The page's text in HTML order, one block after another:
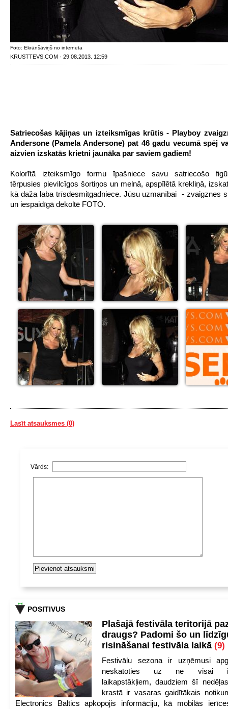
Foto: Ekrānšāviņš no interneta
KRUSTTEVS.COM · 29.08.2013. 12:59
Satriecošas kājiņas un izteiksmīgas krūtis - Playboy
Andersone (Pamela Andersone) pat 46 gadu vecumā spēj
aizvien izskatās krietni jaunāka par saviem gadiem!
Kolorītā izteiksmīgo formu īpašniece savu satriecošo
tērpusies pievilcīgos šortiņos un melnā, apspīlētā krekliņā,
kā daža laba trīsdesmitgadniece. Jūsu uzmanībai - zvaigznes
un iespaidīgā dekoltē FOTO.
Lasīt atsauksmes (0)
Vārds:
POSITIVUS
Plašajā festivāla teritorijā
draugs? Padomi šo un
risināšanai festivāla laikā (9)
Festivālu sezona ir uzņēmusi
neskatoties uz ne visai
laikapstākļiem, daudziem šī
krastā ir vasaras gaidītākais
Electronics Baltics apkopojis informāciju, kā mobilās